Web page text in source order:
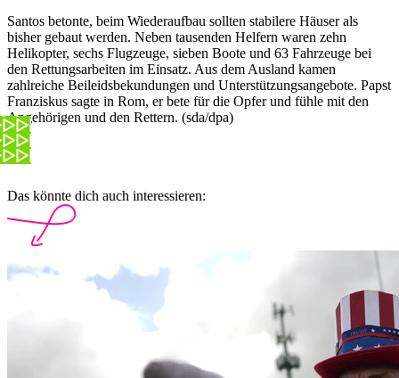
Santos betonte, beim Wiederaufbau sollten stabilere Häuser als
bisher gebaut werden. Neben tausenden Helfern waren zehn
Helikopter, sechs Flugzeuge, sieben Boote und 63 Fahrzeuge bei
den Rettungsarbeiten im Einsatz. Aus dem Ausland kamen
zahlreiche Beileidsbekundungen und Unterstützungsangebote. Papst
Franziskus sagte in Rom, er bete für die Opfer und fühle mit den
Angehörigen und den Rettern. (sda/dpa)
Das könnte dich auch interessieren: